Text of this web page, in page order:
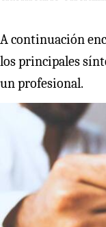
A continuación
los principales
un profesional.